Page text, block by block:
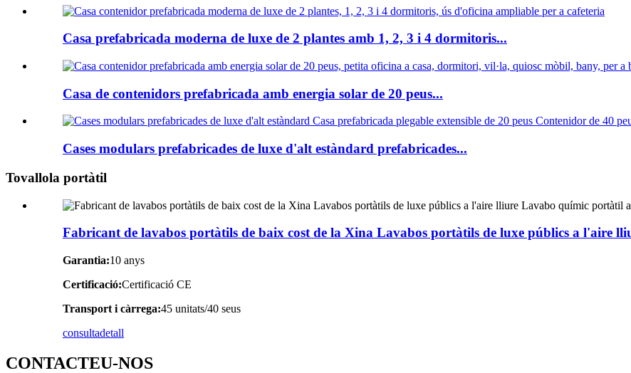
Casa prefabricada moderna de luxe de 2 plantes amb 1, 2, 3 i 4 dormitoris...
Casa de contenidors prefabricada amb energia solar de 20 peus...
Cases modulars prefabricades de luxe d'alt estàndard prefabricades...
Tovallola portàtil
Fabricant de lavabos portàtils de baix cost de la Xina Lavabos portàtils de luxe públics a l'aire
Garantia:10 anys
Certificació:Certificació CE
Transport i càrrega:45 unitats/40 seus
consultadetall
CONTACTEU-NOS